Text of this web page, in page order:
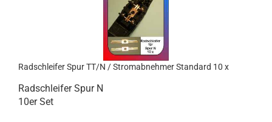
Radschleifer Spur TT/N / Stromabnehmer Standard 10 x
Radschleifer Spur N
10er Set